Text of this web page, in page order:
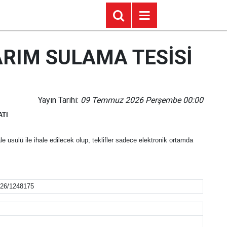
SULAMA TESİSİ
Yayın Tarihi: 09 Temmuz 2026 Perşembe 00:00
usulü ile ihale edilecek olup, teklifler sadece elektronik ortamda
1248175